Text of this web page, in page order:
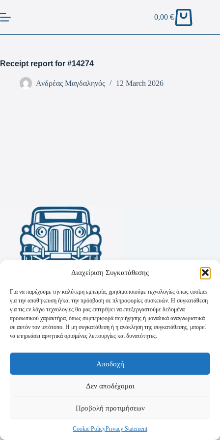
Διαχείριση Συγκατάθεσης
Για να παρέχουμε την καλύτερη εμπειρία, χρησιμοποιούμε τεχνολογίες όπως cookies
για την αποθήκευση ή/και την πρόσβαση σε πληροφορίες συσκευών. Η συγκατάθεση
για τις εν λόγω τεχνολογίες θα μας επιτρέψει να επεξεργαστούμε δεδομένα
προσωπικού χαρακτήρα, όπως συμπεριφορά περιήγησης ή μοναδικά αναγνωριστικά
σε αυτόν τον ιστότοπο. Η μη συγκατάθεση ή η ανάκληση της συγκατάθεσης, μπορεί
να επηρεάσει αρνητικά ορισμένες λειτουργίες και δυνατότητες.
Αποδοχή
Δεν αποδέχομαι
Προβολή προτιμήσεων
Cookie PolicyPrivacy Statement
0,00€
Receipt report for #14274
Ανδρέας Μαγδαληνός 12 March 2026
Πολιτική Απορρήτου
Τρόποι Αποστολής
Τρόποι Πληρωμής